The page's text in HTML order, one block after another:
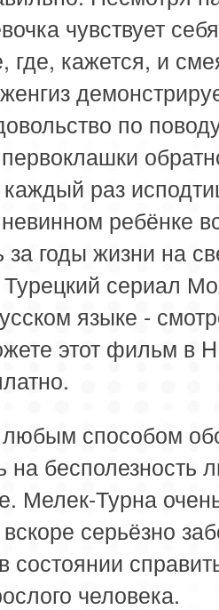
чувствует
где, кажется, и
по
раз
ребёнке
за годы жизни на
сериал
языке -
этот фильм в
способом
на бесполезность
Мелек-Турна
серьёзно
состоянии
человека.